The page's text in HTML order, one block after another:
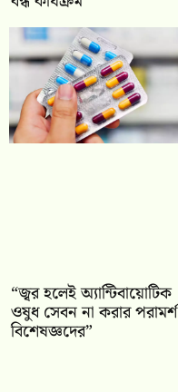
“জ্বর হলেই অ্যান্টিবায়োটিক
ওষুধ সেবন না করার পরামর্শ
বিশেষজ্ঞদের”